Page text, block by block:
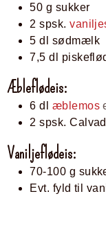
50 g sukker
2 spsk.
5 dl
sødmælk
7,5 dl
Æbleflødeis:
6 dl æblemos
2 spsk.
Vaniljeflødeis:
70-100 g
Evt. fyld til